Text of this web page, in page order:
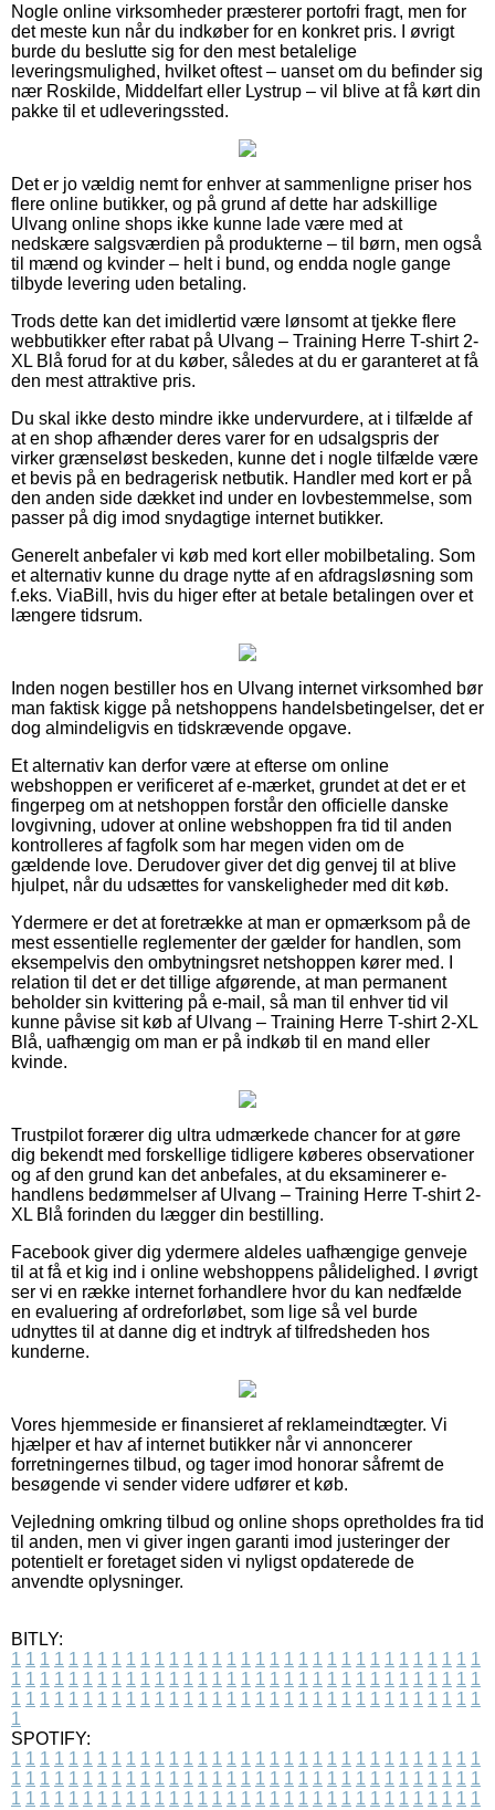
Nogle online virksomheder præsterer portofri fragt, men for
det meste kun når du indkøber for en konkret pris. I øvrigt
burde du beslutte sig for den mest betalelige
leveringsmulighed, hvilket oftest – uanset om du befinder sig
nær Roskilde, Middelfart eller Lystrup – vil blive at få kørt din
pakke til et udleveringssted.
Det er jo vældig nemt for enhver at sammenligne priser hos
flere online butikker, og på grund af dette har adskillige
Ulvang online shops ikke kunne lade være med at
nedskære salgsværdien på produkterne – til børn, men også
til mænd og kvinder – helt i bund, og endda nogle gange
tilbyde levering uden betaling.
Trods dette kan det imidlertid være lønsomt at tjekke flere
webbutikker efter rabat på Ulvang – Training Herre T-shirt 2-
XL Blå forud for at du køber, således at du er garanteret at få
den mest attraktive pris.
Du skal ikke desto mindre ikke undervurdere, at i tilfælde af
at en shop afhænder deres varer for en udsalgspris der
virker grænseløst beskeden, kunne det i nogle tilfælde være
et bevis på en bedragerisk netbutik. Handler med kort er på
den anden side dækket ind under en lovbestemmelse, som
passer på dig imod snydagtige internet butikker.
Generelt anbefaler vi køb med kort eller mobilbetaling. Som
et alternativ kunne du drage nytte af en afdragsløsning som
f.eks. ViaBill, hvis du higer efter at betale betalingen over et
længere tidsrum.
Inden nogen bestiller hos en Ulvang internet virksomhed bør
man faktisk kigge på netshoppens handelsbetingelser, det er
dog almindeligvis en tidskrævende opgave.
Et alternativ kan derfor være at efterse om online
webshoppen er verificeret af e-mærket, grundet at det er et
fingerpeg om at netshoppen forstår den officielle danske
lovgivning, udover at online webshoppen fra tid til anden
kontrolleres af fagfolk som har megen viden om de
gældende love. Derudover giver det dig genvej til at blive
hjulpet, når du udsættes for vanskeligheder med dit køb.
Ydermere er det at foretrække at man er opmærksom på de
mest essentielle reglementer der gælder for handlen, som
eksempelvis den ombytningsret netshoppen kører med. I
relation til det er det tillige afgørende, at man permanent
beholder sin kvittering på e-mail, så man til enhver tid vil
kunne påvise sit køb af Ulvang – Training Herre T-shirt 2-XL
Blå, uafhængig om man er på indkøb til en mand eller
kvinde.
Trustpilot forærer dig ultra udmærkede chancer for at gøre
dig bekendt med forskellige tidligere køberes observationer
og af den grund kan det anbefales, at du eksaminerer e-
handlens bedømmelser af Ulvang – Training Herre T-shirt 2-
XL Blå forinden du lægger din bestilling.
Facebook giver dig ydermere aldeles uafhængige genveje
til at få et kig ind i online webshoppens pålidelighed. I øvrigt
ser vi en række internet forhandlere hvor du kan nedfælde
en evaluering af ordreforløbet, som lige så vel burde
udnyttes til at danne dig et indtryk af tilfredsheden hos
kunderne.
Vores hjemmeside er finansieret af reklameindtægter. Vi
hjælper et hav af internet butikker når vi annoncerer
forretningernes tilbud, og tager imod honorar såfremt de
besøgende vi sender videre udfører et køb.
Vejledning omkring tilbud og online shops opretholdes fra tid
til anden, men vi giver ingen garanti imod justeringer der
potentielt er foretaget siden vi nyligst opdaterede de
anvendte oplysninger.
BITLY:
1 1 1 1 1 1 1 1 1 1 1 1 1 1 1 1 1 1 1 1 1 1 1 1 1 1 1 1 1 1 1 1 1
1 1 1 1 1 1 1 1 1 1 1 1 1 1 1 1 1 1 1 1 1 1 1 1 1 1 1 1 1 1 1 1 1
1 1 1 1 1 1 1 1 1 1 1 1 1 1 1 1 1 1 1 1 1 1 1 1 1 1 1 1 1 1 1 1 1
1
SPOTIFY:
1 1 1 1 1 1 1 1 1 1 1 1 1 1 1 1 1 1 1 1 1 1 1 1 1 1 1 1 1 1 1 1 1
1 1 1 1 1 1 1 1 1 1 1 1 1 1 1 1 1 1 1 1 1 1 1 1 1 1 1 1 1 1 1 1 1
1 1 1 1 1 1 1 1 1 1 1 1 1 1 1 1 1 1 1 1 1 1 1 1 1 1 1 1 1 1 1 1 1